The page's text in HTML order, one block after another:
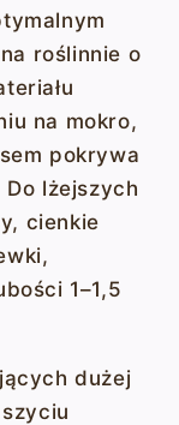
roślinnie o
na mokro,
pokrywa
lżejszych
cienkie
1–1,5
dużej